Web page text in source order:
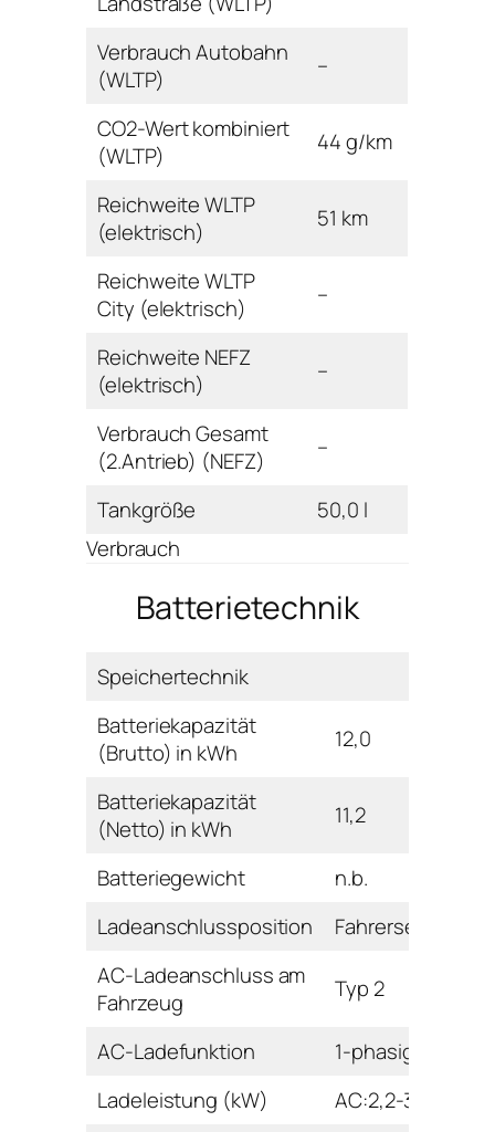
Verbrauch Autobahn
(WLTP)
–
CO2-Wert kombiniert
(WLTP)
44 g/km
Reichweite WLTP
(elektrisch)
51 km
Reichweite WLTP
City (elektrisch)
–
Reichweite NEFZ
(elektrisch)
–
Verbrauch Gesamt
(2.Antrieb) (NEFZ)
–
Tankgröße
50,0 l
Verbrauch
Batterietechnik
Speichertechnik
Batteriekapazität
(Brutto) in kWh
12,0
Batteriekapazität
(Netto) in kWh
11,2
Batteriegewicht
n.b.
Ladeanschlussposition
Fahrerseite
AC-Ladeanschluss am
Fahrzeug
Typ 2
AC-Ladefunktion
1-phasig
Ladeleistung (kW)
AC:2,2-3,7